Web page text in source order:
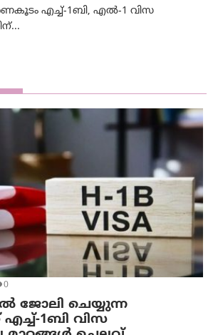
എച്ച്-1ബി, എൽ-1 വിസ
0
ജോലി ചെയ്യുന്ന
എച്ച്-1ബി വിസ